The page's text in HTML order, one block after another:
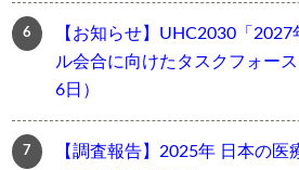
【お知らせ】UHC2030「
ル会合に向けたタスクフォー
6日）
【調査報告】2025年 日本の医